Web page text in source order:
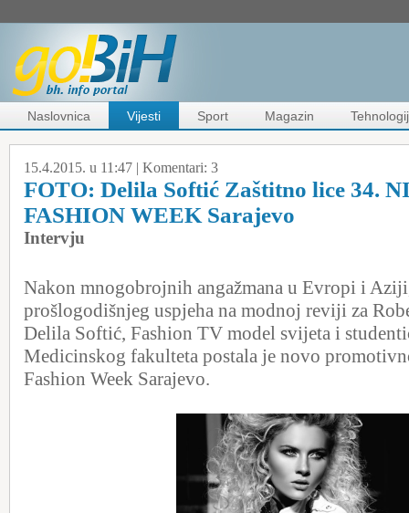
Naslovnica Vijesti Sport Magazin
15.4.2015. u 11:47 | Komentari: 3
FOTO: Delila Softić Zaštitno lice 34.
FASHION WEEK Sarajevo
Intervju
Nakon mnogobrojnih angažmana u Evropi i
prošlogodišnjeg uspjeha na modnoj reviji za
Delila Softić, Fashion TV model svijeta i
Medicinskog fakulteta postala je novo
Fashion Week Sarajevo.